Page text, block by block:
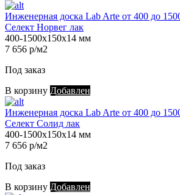
Инженерная доска Lab Arte от 400 до
Селект Норвег лак
400-1500х150х14 мм
7 656 р/м2
Под заказ
В корзину Добавлен
Инженерная доска Lab Arte от 400 до
Селект Солид лак
400-1500х150х14 мм
7 656 р/м2
Под заказ
В корзину Добавлен